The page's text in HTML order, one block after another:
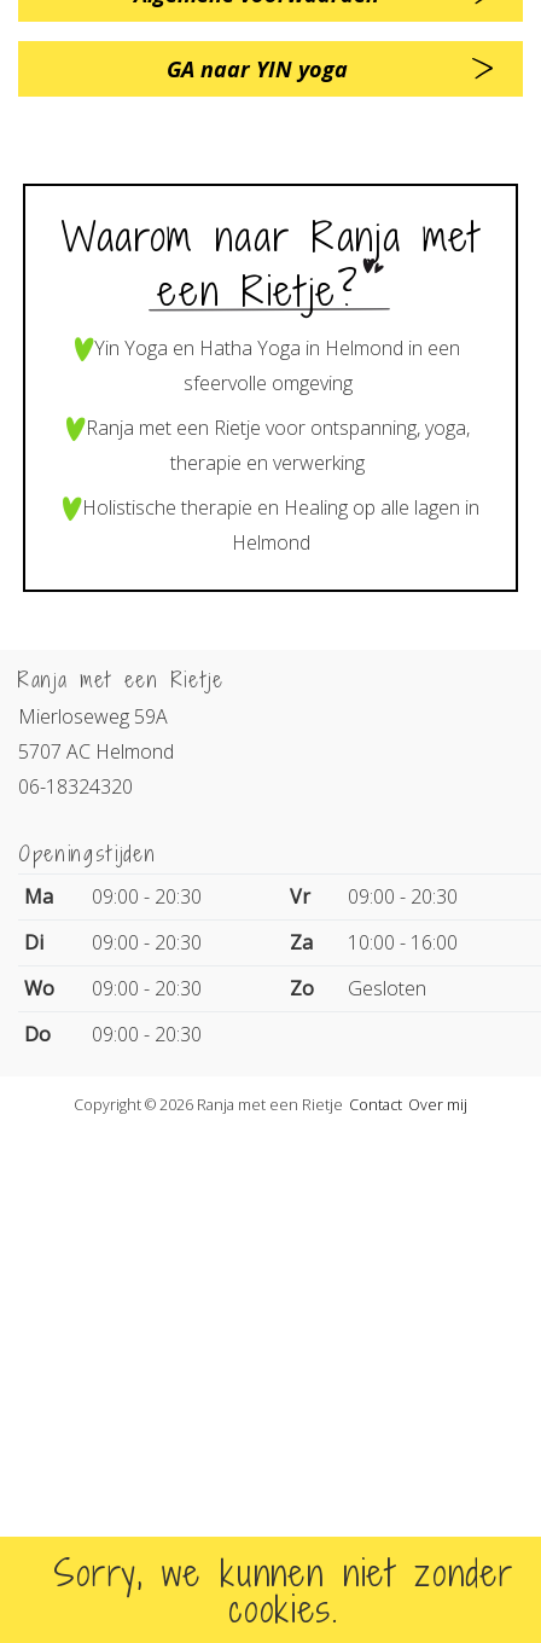
GA naar YIN yoga
Waarom naar Ranja met
een Rietje?
Yin Yoga en Hatha Yoga in Helmond in een
sfeervolle omgeving
Ranja met een Rietje voor ontspanning, yoga,
therapie en verwerking
Holistische therapie en Healing op alle lagen in
Helmond
Ranja met een Rietje
Mierloseweg 59A
5707 AC Helmond
06-18324320
Openingstijden
Ma 09:00 - 20:30 Vr
09:00 - 20:30
Di
09:00 - 20:30 Za
10:00 - 16:00
Wo
09:00 - 20:30 Zo
Gesloten
Do
09:00 - 20:30
Copyright © 2026 Ranja met een Rietje Contact Over mij
Sorry, we kunnen niet zonder
cookies.